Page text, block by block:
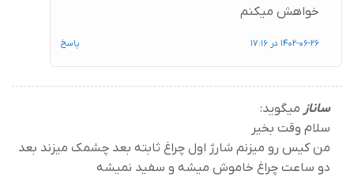
خواهش میکنم
1402-06-26 در 17:16 پاسخ
ساناز میگوید:
سلام وقت بخیر
من کیس رو میزنم شارژ اول چراغ ثابته بعد چشمک میزند بعد
دو ساعت چراغ خاموش میشه و سفید نمیشه